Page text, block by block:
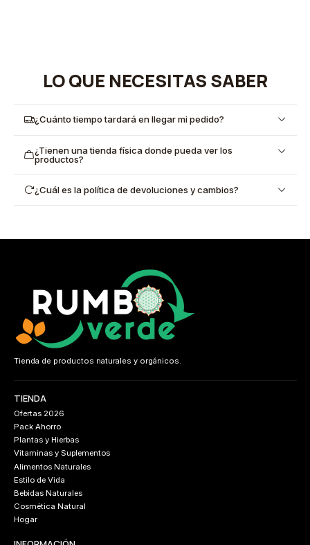
LO QUE NECESITAS SABER
¿Cuánto tiempo tardará en llegar mi pedido?
¿Tienen una tienda física donde pueda ver los
productos?
¿Cuál es la política de devoluciones y cambios?
Tienda de productos naturales y orgánicos.
TIENDA
Ofertas 2026
Pack Ahorro
Plantas y Hierbas
Vitaminas y Suplementos
Alimentos Naturales
Estilo de Vida
Bebidas Naturales
Cosmética Natural
Hogar